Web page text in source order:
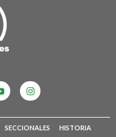
SECCIONALES
HISTORIA